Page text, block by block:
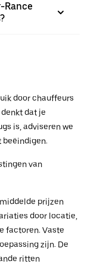
Rance
door chauffeurs
dat je
is, adviseren we
beëindigen.
van
prijzen
door locatie,
factoren. Vaste
zijn. De
ritten